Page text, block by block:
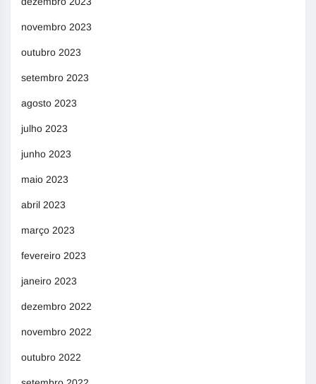
novembro 2023
outubro 2023
setembro 2023
agosto 2023
julho 2023
junho 2023
maio 2023
abril 2023
março 2023
fevereiro 2023
janeiro 2023
dezembro 2022
novembro 2022
outubro 2022